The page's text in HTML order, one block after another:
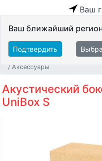
Ваш
Ваш ближайший
Подтвердить
Аксессуары
Акустический
UniBox S